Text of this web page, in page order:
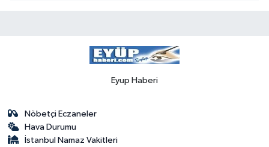
Eyup Haberi
Nöbetçi Eczaneler
Hava Durumu
İstanbul Namaz Vakitleri